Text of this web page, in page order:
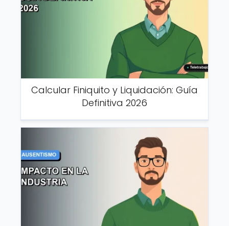
Calcular Finiquito y Liquidación: Guía
Definitiva 2026